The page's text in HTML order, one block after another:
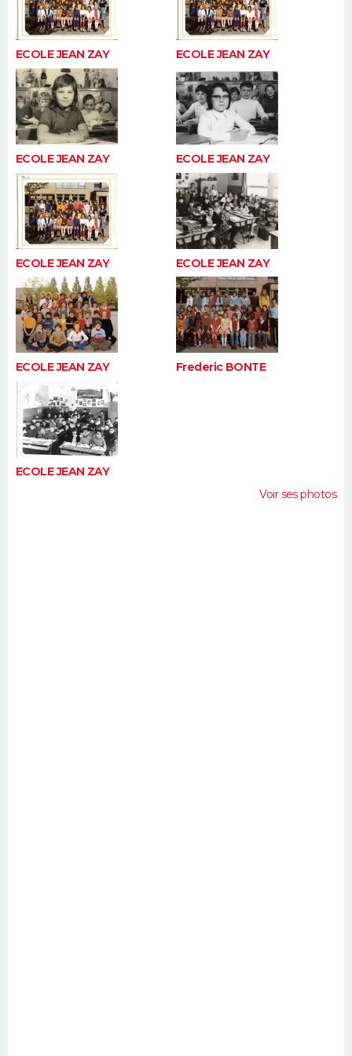
ECOLE JEAN ZAY ECOLE JEAN ZAY
ECOLE JEAN ZAY ECOLE JEAN ZAY
ECOLE JEAN ZAY ECOLE JEAN ZAY
ECOLE JEAN ZAY Frederic BONTE
ECOLE JEAN ZAY
Voir ses photos